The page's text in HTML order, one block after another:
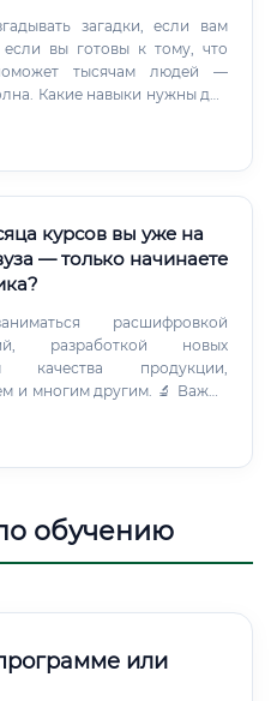
загадки, если вам
если вы готовы к тому, что
тысячам людей —
Какие навыки нужны для
учат в университете и на
центрифуги,
биореакторы 🧫
и микроорганизмов 🧬
биологии: ПЦР, гель-
и
данными 💻
— Python, R —
для лабораторных биологов
отрасли Английский
курсов вы уже на
— только начинаете
расшифровкой
разработкой новых
качества продукции,
и многим другим. 🔬 Важно
технолог и
обучению
или